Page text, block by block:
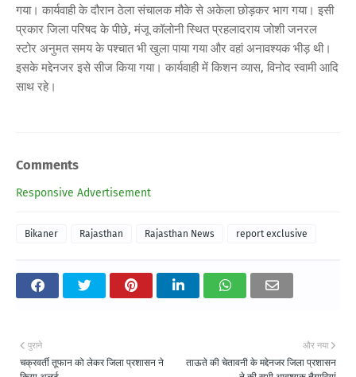
गया। कार्यवाही के दौरान ठेला संचालक मौके से अकेला छोड़कर भाग गया। इसी
प्रकार जिला परिषद के पीछे, मंजू कॉलोनी स्थित प्रहलादराय जोशी जनरल
स्टोर अनुमत समय के पश्चात भी खुला पाया गया और वहां अनावश्यक भीड़ थी।
इसके मद्देनजर इसे सीज किया गया। कार्यवाही में किशन व्यास, विनोद स्वामी आदि
साथ रहे।
Comments
Responsive Advertisement
Bikaner Rajasthan Rajasthan News report exclusive
और नया
ताऊते की चेतावनी के मद्देनजर जिला प्रशासन
पुराने
चक्रवर्ती तूफान को लेकर जिला प्रशासन ने